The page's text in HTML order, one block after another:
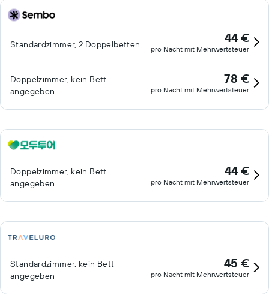
Standardzimmer, 2 Doppelbetten 44 €
pro Nacht mit Mehrwertsteuer
Doppelzimmer, kein Bett
angegeben
78 €
pro Nacht mit Mehrwertsteuer
Doppelzimmer, kein Bett
angegeben
44 €
pro Nacht mit Mehrwertsteuer
Standardzimmer, kein Bett
angegeben
45 €
pro Nacht mit Mehrwertsteuer